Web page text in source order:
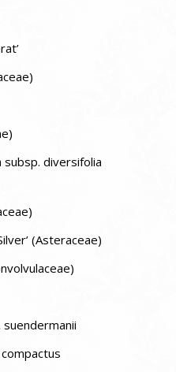
diversifolia
(Asteraceae)
Convolvulus bossieri subsp. compactus